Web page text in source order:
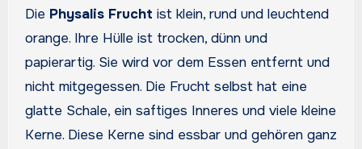
Die Physalis Frucht ist klein, rund und leuchtend
orange. Ihre Hülle ist trocken, dünn und
papierartig. Sie wird vor dem Essen entfernt und
nicht mitgegessen. Die Frucht selbst hat eine
glatte Schale, ein saftiges Inneres und viele kleine
Kerne. Diese Kerne sind essbar und gehören ganz